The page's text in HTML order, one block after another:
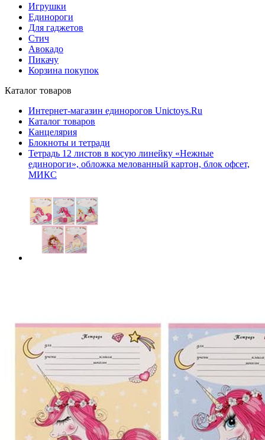
Игрушки
Единороги
Для гаджетов
Стич
Авокадо
Пикачу
Корзина покупок
Каталог товаров
Интернет-магазин единорогов Unictoys.Ru
Каталог товаров
Канцелярия
Блокноты и тетради
Тетрадь 12 листов в косую линейку «Нежные
единороги», обложка мелованный картон, блок офсет,
МИКС